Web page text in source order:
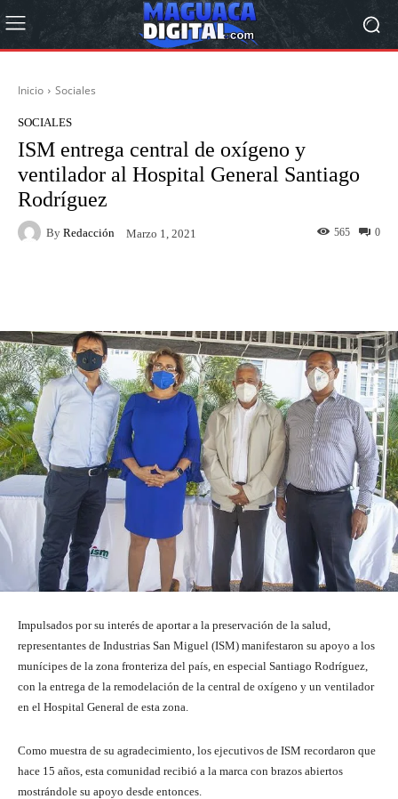
Inicio Sociales
SOCIALES
ISM entrega central de oxígeno y
ventilador al Hospital General Santiago
Rodríguez
By Redacción Marzo 1, 2021 0
565
Impulsados por su interés de aportar a la preservación de la salud,
representantes de Industrias San Miguel (ISM) manifestaron su apoyo a los
munícipes de la zona fronteriza del país, en especial Santiago Rodríguez,
con la entrega de la remodelación de la central de oxígeno y un ventilador
en el Hospital General de esta zona.
Como muestra de su agradecimiento, los ejecutivos de ISM recordaron que
hace 15 años, esta comunidad recibió a la marca con brazos abiertos
mostrándole su apoyo desde entonces.